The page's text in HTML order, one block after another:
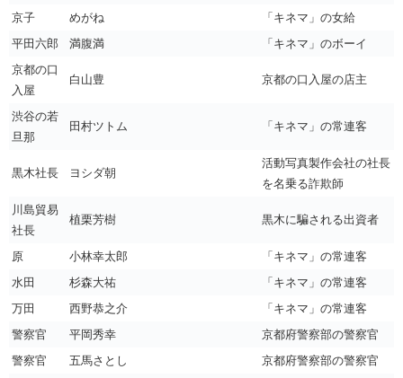
京子
めがね
「キネマ」の女給
平田六郎
満腹満
「キネマ」のボーイ
京都の口
入屋
白山豊 京都の口入屋の店主
渋谷の若
旦那
田村ツトム 「キネマ」の常連客
黒木社長 ヨシダ朝
活動写真製作会社の社長
を名乗る詐欺師
川島貿易
社長
植栗芳樹 黒木に騙される出資者
原 小林幸太郎
「キネマ」の常連客
水田
杉森大祐
「キネマ」の常連客
万田
西野恭之介
「キネマ」の常連客
警察官
平岡秀幸
京都府警察部の警察官
警察官
五馬さとし
京都府警察部の警察官